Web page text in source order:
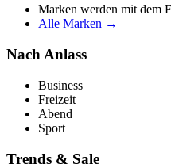
Marken werden mit dem
Alle Marken →
Nach Anlass
Business
Freizeit
Abend
Sport
Trends & Sale